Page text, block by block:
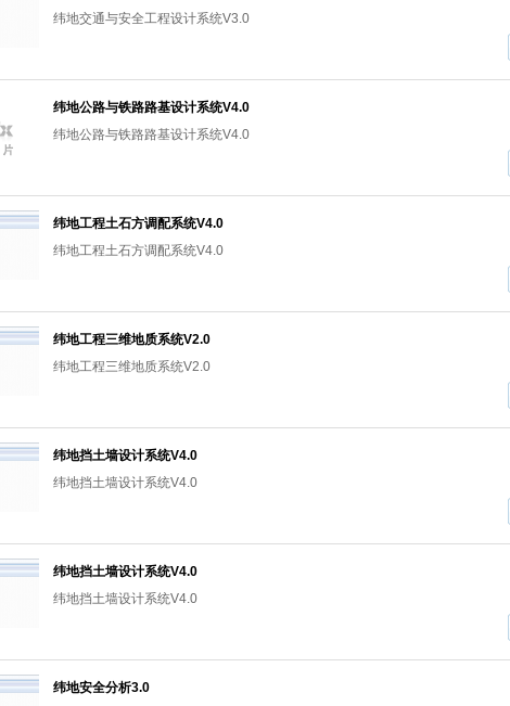
纬地交通与安全工程设计系统V3.0
纬地公路与铁路路基设计系统V4.0
纬地公路与铁路路基设计系统V4.0
纬地工程土石方调配系统V4.0
纬地工程土石方调配系统V4.0
纬地工程三维地质系统V2.0
纬地工程三维地质系统V2.0
纬地挡土墙设计系统V4.0
纬地挡土墙设计系统V4.0
纬地挡土墙设计系统V4.0
纬地挡土墙设计系统V4.0
纬地安全分析3.0